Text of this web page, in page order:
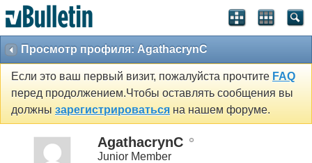
Просмотр профиля: AgathacrynC
Если это ваш первый визит, пожалуйста прочтите FAQ
перед продолжением.Чтобы оставлять сообщения вы
должны зарегистрироваться на нашем форуме.
AgathacrynC
Junior Member